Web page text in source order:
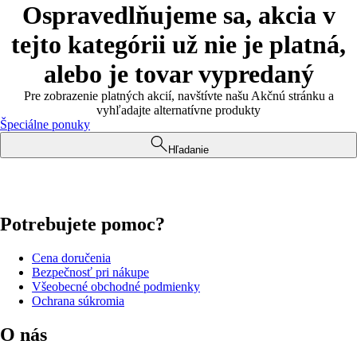
Ospravedlňujeme sa, akcia v
tejto kategórii už nie je platná,
alebo je tovar vypredaný
Pre zobrazenie platných akcií, navštívte našu Akčnú stránku a
vyhľadajte alternatívne produkty
Špeciálne ponuky
Hľadanie
Potrebujete pomoc?
Cena doručenia
Bezpečnosť pri nákupe
Všeobecné obchodné podmienky
Ochrana súkromia
O nás